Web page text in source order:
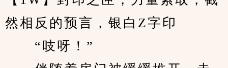
然相反的预言，银白Z字印
“吱呀！”